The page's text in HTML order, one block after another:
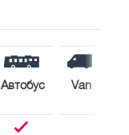
Автобус Van